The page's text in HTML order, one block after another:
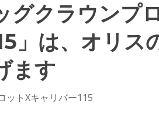
グクラウンプ
」は、オリス
ます
ットXキャリバー115